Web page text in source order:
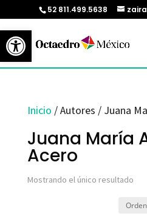
Abrir barra de herramientas
52 811.499.5638
Inicio / Autores / Juana
Juana María
Acero
Mostrando el único resultado